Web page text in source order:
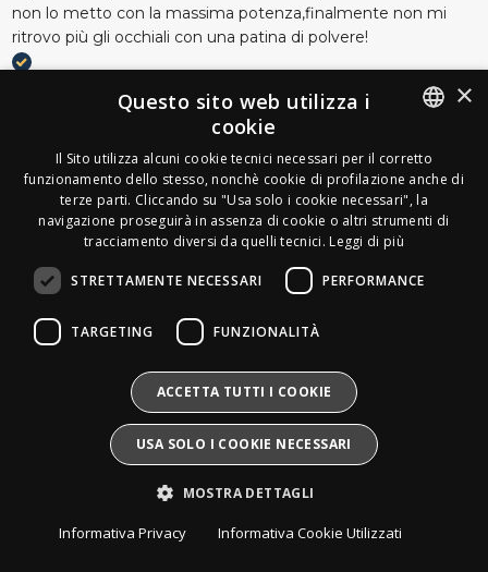
non lo metto con la massima potenza,finalmente non mi
ritrovo più gli occhiali con una patina di polvere!
Seguici
Newsletter
Leds Electronics di Stabile Dario
Via Annamaria Ortese 33 - 80144 Napoli
Info@divais.it Telefono:08118098352
Pec:ledselectronics@pec.it
Produttore AEE:
IT25020000016865
Pile e Accumulatori:
Divais®
Tutti i diritti sono riservati.
ITALIAN
FRENCH
GERMAN
ENGLISH
×
Questo sito web utilizza i
cookie
Il Sito utilizza alcuni cookie tecnici necessari per il corretto
funzionamento dello stesso, nonchè cookie di profilazione anche di
terze parti. Cliccando su "Usa solo i cookie necessari", la
navigazione proseguirà in assenza di cookie o altri strumenti di
tracciamento diversi da quelli tecnici. Leggi di più
STRETTAMENTE NECESSARI PERFORMANCE
TARGETING FUNZIONALITÀ
ACCETTA TUTTI I COOKIE
USA SOLO I COOKIE NECESSARI
MOSTRA DETTAGLI
Informativa Privacy Informativa Cookie Utilizzati